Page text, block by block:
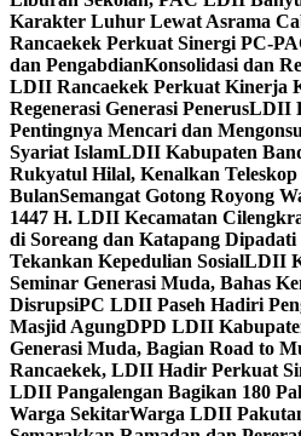
Karakter Luhur Lewat Asrama
Rancaekek Perkuat Sinergi PC-
dan PengabdianKonsolidasi dan
LDII Rancaekek Perkuat Kinerja
Regenerasi Generasi PenerusLDII
Pentingnya Mencari dan
Syariat IslamLDII Kabupaten
Rukyatul Hilal, Kenalkan
BulanSemangat Gotong Royong
1447 H. LDII Kecamatan
di Soreang dan Katapang
Tekankan Kepedulian SosialLDII
Seminar Generasi Muda, Bahas
DisrupsiPC LDII Paseh Hadiri
Masjid AgungDPD LDII
Generasi Muda, Bagian Road to
Rancaekek, LDII Hadir Perkuat
LDII Pangalengan Bagikan 180
Warga SekitarWarga LDII